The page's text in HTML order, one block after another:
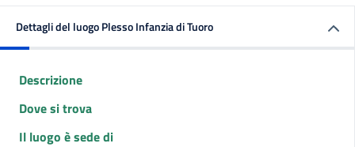
Dettagli del luogo Plesso Infanzia di Tuoro
Descrizione
Dove si trova
Il luogo è sede di